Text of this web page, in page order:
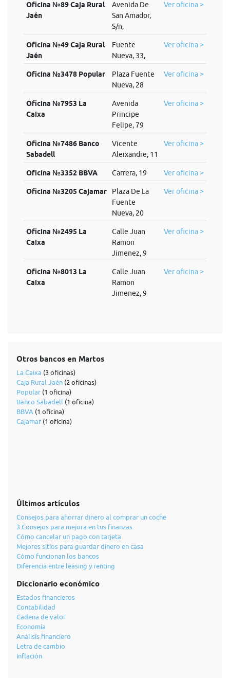
Oficina №89 Caja Rural
Jaén
Avenida De
San Amador,
S/n,
Ver oficina >
Oficina №49 Caja Rural
Jaén
Fuente
Nueva, 33,
Ver oficina >
Oficina №3478 Popular
Plaza Fuente
Nueva, 28
Ver oficina >
Oficina №7953 La
Caixa
Avenida
Principe
Felipe, 79
Ver oficina >
Oficina №7486 Banco
Sabadell
Vicente
Aleixandre, 11
Ver oficina >
Oficina №3352 BBVA Carrera, 19 Ver oficina >
Oficina №3205 Cajamar
Plaza De La
Fuente
Nueva, 20
Ver oficina >
Oficina №2495 La
Caixa
Calle Juan
Ramon
Jimenez, 9
Ver oficina >
Oficina №8013 La
Caixa
Calle Juan
Ramon
Jimenez, 9
Ver oficina >
Otros bancos en Martos
La Caixa (3 oficinas)
Caja Rural Jaén (2 oficinas)
Popular (1 oficina)
Banco Sabadell (1 oficina)
BBVA (1 oficina)
Cajamar (1 oficina)
Últimos artículos
Consejos para ahorrar dinero al comprar un coche
3 Consejos para mejora en tus finanzas
Cómo cancelar un pago con tarjeta
Mejores sitios para guardar dinero en casa
Cómo funcionan los bancos
Diferencia entre leasing y renting
Diccionario económico
Estados financieros
Contabilidad
Cadena de valor
Economía
Análisis financiero
Letra de cambio
Inflación